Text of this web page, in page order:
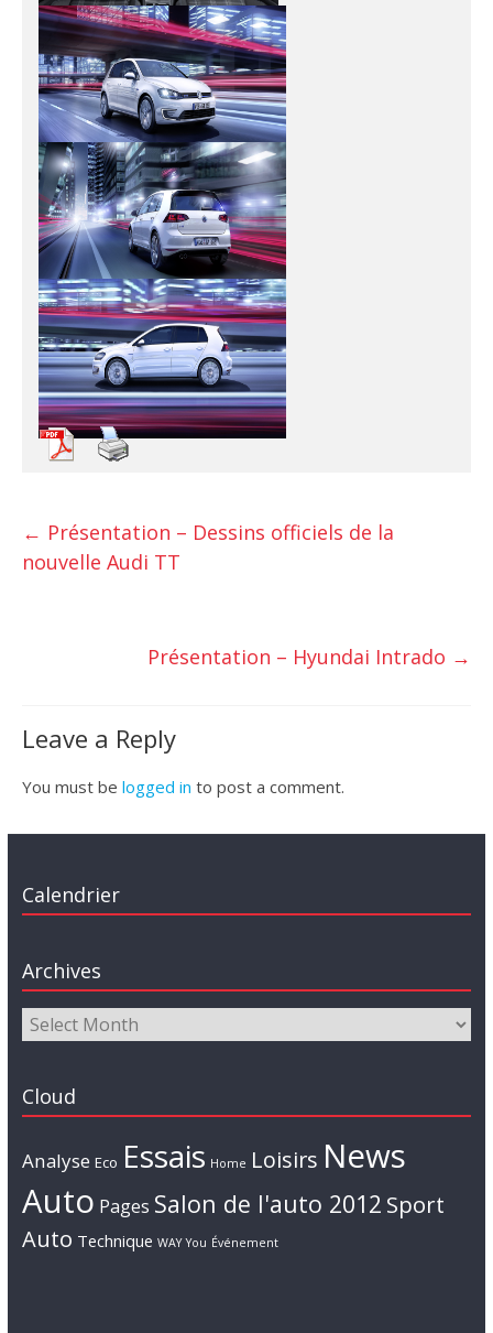
← Présentation – Dessins officiels de la
nouvelle Audi TT
Présentation – Hyundai Intrado →
Leave a Reply
You must be logged in to post a comment.
Calendrier
Archives
Cloud
Analyse Eco Essais Home Loisirs News
Auto Pages Salon de l'auto 2012 Sport
Auto Technique WAY You Événement